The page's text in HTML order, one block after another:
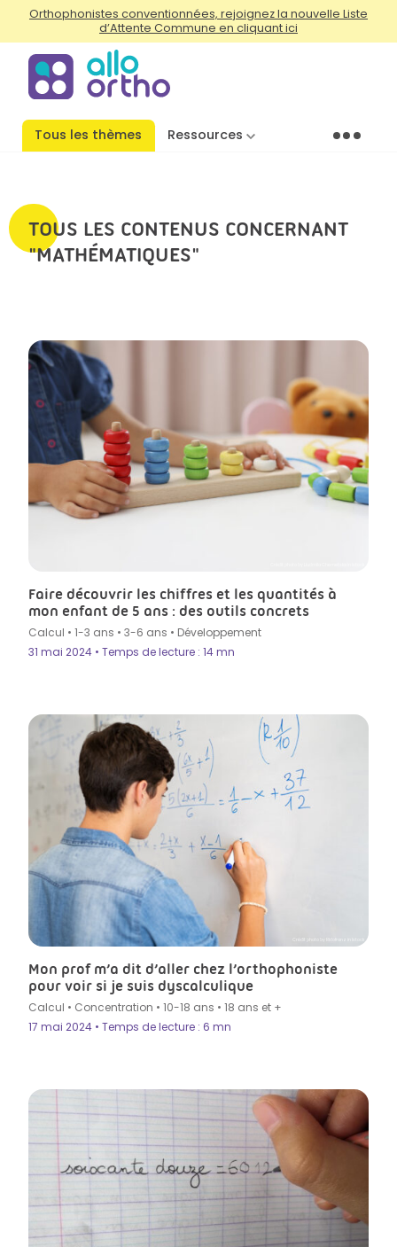
Orthophonistes conventionnées, rejoignez la nouvelle Liste
d’Attente Commune en cliquant ici
Tous les thèmes Ressources Menu
TOUS LES CONTENUS CONCERNANT
"MATHÉMATIQUES"
Faire découvrir les chiffres et les quantités à
mon enfant de 5 ans : des outils concrets
Calcul • 1-3 ans • 3-6 ans • Développement
31 mai 2024 • Temps de lecture : 14 mn
Crédit photo by Ridofranz in Istock
Mon prof m’a dit d’aller chez l’orthophoniste
pour voir si je suis dyscalculique
Calcul • Concentration • 10-18 ans • 18 ans et +
17 mai 2024 • Temps de lecture : 6 mn